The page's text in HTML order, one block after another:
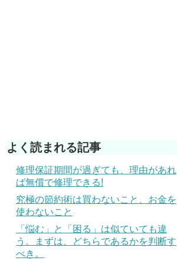
よく読まれる記事
修理保証期間が過ぎても、理由があれ
ば無償で修理できる!
究極の節約術は買わないこと、お金を
使わないこと
「悩む」と「困る」は似ていても違
う。まずは、どちらであるかを判断す
べき。